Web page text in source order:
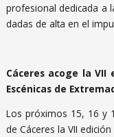
profesional dedicada a
dadas de alta en el
Cáceres acoge la
Escénicas de
Los próximos 15, 16 y
de Cáceres la VII